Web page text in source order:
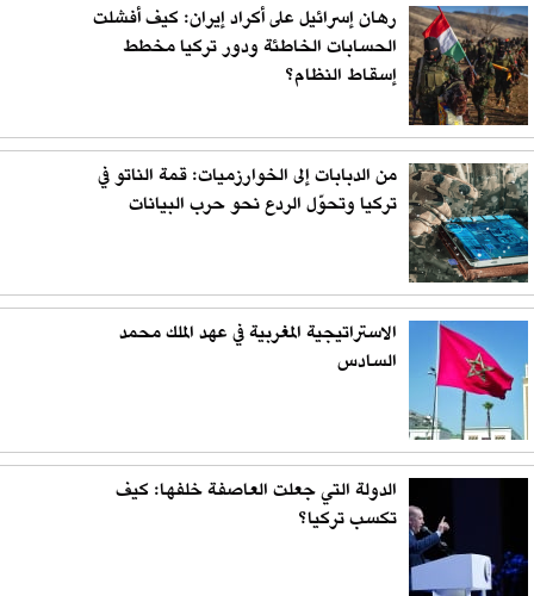
رهان إسرائيل على أكراد إيران: كيف أفشلت
الحسابات الخاطئة ودور تركيا مخطط
إسقاط النظام؟
من الدبابات إلى الخوارزميات: قمة الناتو في
تركيا وتحوّل الردع نحو حرب البيانات
الاستراتيجية المغربية في عهد الملك محمد
السادس
الدولة التي جعلت العاصفة خلفها: كيف
تكسب تركيا؟